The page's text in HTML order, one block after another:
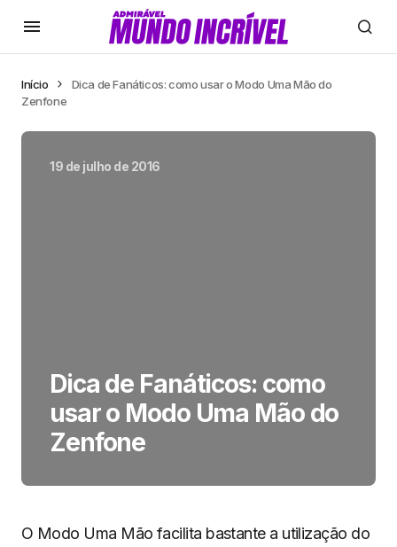
Início
Dica de Fanáticos: como usar o Modo Uma Mão do
Zenfone
19 de julho de 2016
Dica de Fanáticos: como
usar o Modo Uma Mão do
Zenfone
O Modo Uma Mão facilita bastante a utilização do